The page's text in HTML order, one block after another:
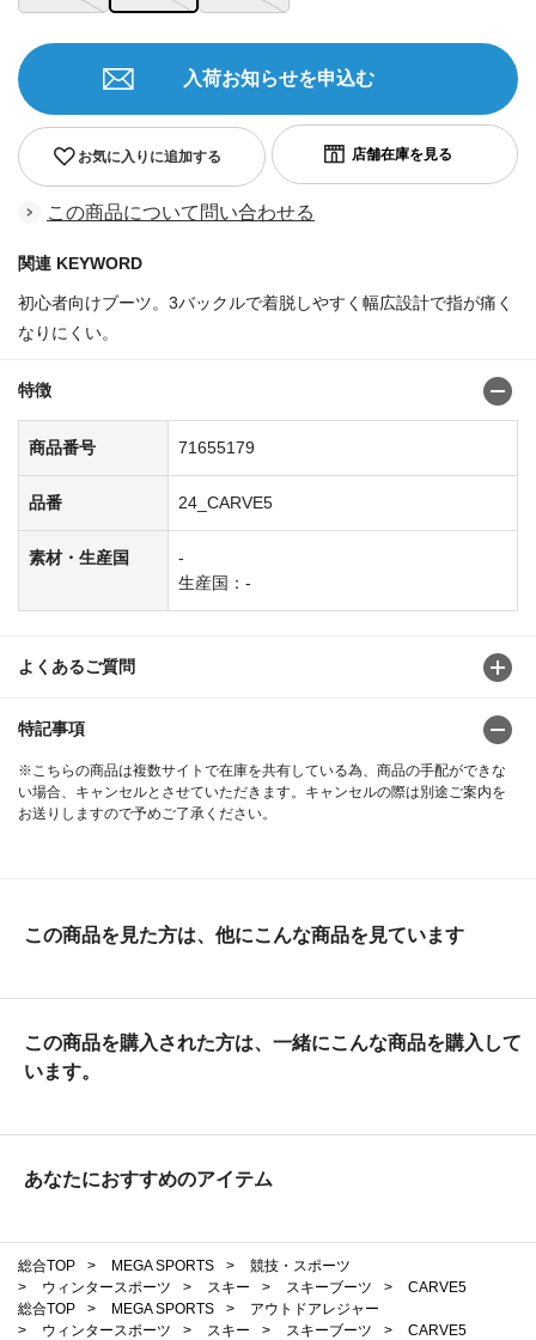
お気に入りに追加する
入荷お知らせを申込む
この商品について問い合わせる
関連 KEYWORD
初心者向けブーツ。3バックルで着脱しやすく幅広設計で指が痛く
なりにくい。
特徴
商品番号 71655179
品番 24_CARVE5
素材・生産国
-
生産国：-
よくあるご質問
特記事項
※こちらの商品は複数サイトで在庫を共有している為、商品の手配ができな
い場合、キャンセルとさせていただきます。キャンセルの際は別途ご案内を
お送りしますので予めご了承ください。
この商品を見た方は、他にこんな商品を見ています
この商品を購入された方は、一緒にこんな商品を購入して
います。
あなたにおすすめのアイテム
総合TOP > MEGA SPORTS >
競技・スポーツ
>
ウィンタースポーツ > スキー > スキーブーツ >
CARVE5
総合TOP
> MEGA SPORTS >
アウトドアレジャー
>
ウィンタースポーツ > スキー > スキーブーツ > CARVE5